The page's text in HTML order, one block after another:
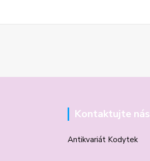
Kontaktujte nás
Antikvariát Kodytek